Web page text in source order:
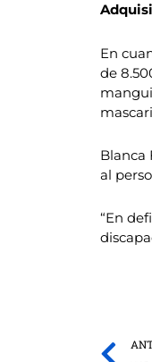
En
de
Blanca
al
“En